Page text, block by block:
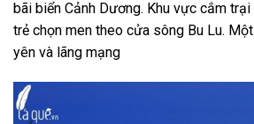
bãi biển Cảnh Dương. Khu vực cắm
trẻ chọn men theo cửa sông Bu Lu.
yên và lãng mạng